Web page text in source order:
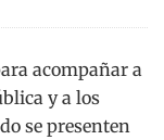
acompañar a
y a los
se presenten